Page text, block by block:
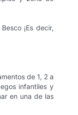
¡Es decir,
de 1, 2 a
infantiles y
en una de las